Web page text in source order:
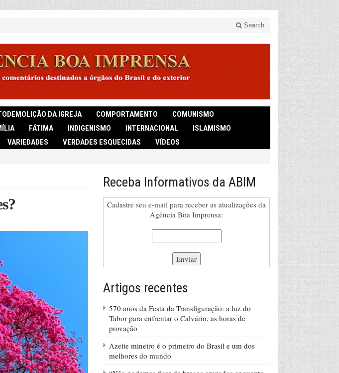
Search
DA IGREJA COMPORTAMENTO
COMUNISMO
FÁTIMA INDIGENISMO INTERNACIONAL
ISLAMISMO
VARIEDADES VERDADES ESQUECIDAS VÍDEOS
Receba Informativos da ABIM
Cadastre seu e-mail para receber as atualizações da
Agência Boa Imprensa:
Artigos recentes
570 anos da Festa da Transfiguração: a luz do
Tabor para enfrentar o Calvário, as horas de
provação
Azeite mineiro é o primeiro do Brasil e um dos
melhores do mundo